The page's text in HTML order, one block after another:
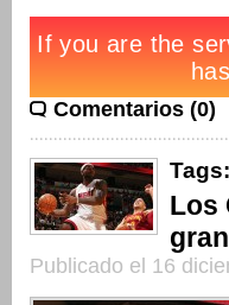
Comentarios (0)
Tags:
Los
Publicado el 16